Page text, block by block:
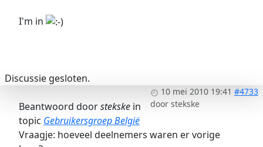
I'm in
Discussie gesloten.
10 mei 2010 19:41 #4733
door stekske
Beantwoord doorstekske in
topic Gebruikersgroep België
Vraagje: hoeveel deelnemers waren er vorige